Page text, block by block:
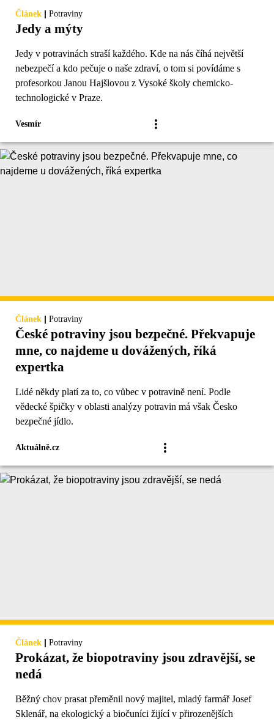
Článek | Potraviny
Jedy a mýty
Jedy v potravinách straší každého. Kde na nás číhá největší
nebezpečí a kdo pečuje o naše zdraví, o tom si povídáme s
profesorkou Janou Hajšlovou z Vysoké školy chemicko-
technologické v Praze.
Vesmír
Článek | Potraviny
České potraviny jsou bezpečné. Překvapuje
mne, co najdeme u dovážených, říká
expertka
Lidé někdy platí za to, co vůbec v potravině není. Podle
vědecké špičky v oblasti analýzy potravin má však Česko
bezpečné jídlo.
Aktuálně.cz
Článek | Potraviny
Prokázat, že biopotraviny jsou zdravější, se
nedá
Běžný chov prasat přeměnil nový majitel, mladý farmář Josef
Sklenář, na ekologický a biočuníci žijící v přirozenějších